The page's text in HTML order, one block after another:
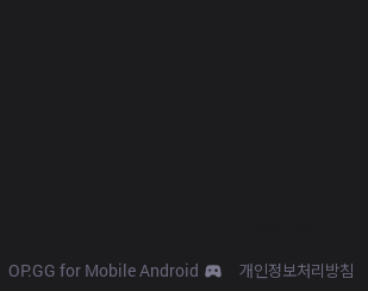
OP.GG for Mobile Android
개인정보처리방침